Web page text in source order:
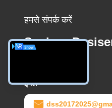
हमसे संपर्क करें
Suzhou
ईमेल